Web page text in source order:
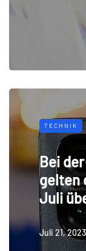
TECHNIK
Bei
gelten
Juli
Juli 21, 2023